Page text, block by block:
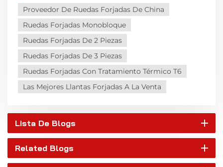
Proveedor De Ruedas Forjadas De China
Ruedas Forjadas Monobloque
Ruedas Forjadas De 2 Piezas
Ruedas Forjadas De 3 Piezas
Ruedas Forjadas Con Tratamiento Térmico T6
Las Mejores Llantas Forjadas A La Venta
Lista De Blogs
Related Blogs